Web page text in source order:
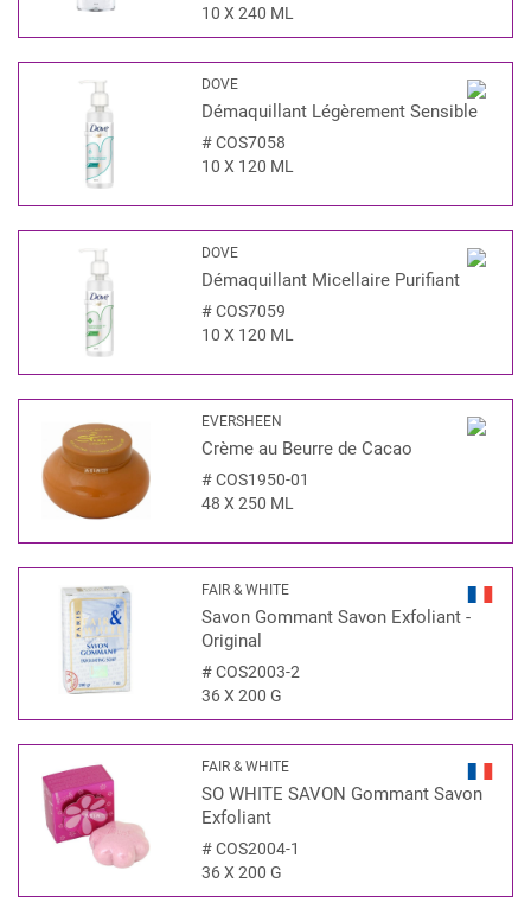
10 X 240 ML
DOVE
Démaquillant Légèrement Sensible
#COS7058
10 X 120 ML
DOVE
Démaquillant Micellaire Purifiant
#COS7059
10 X 120 ML
EVERSHEEN
Crème au Beurre de Cacao
#COS1950-01
48 X 250 ML
FAIR & WHITE
Savon Gommant Savon Exfoliant -
Original
#COS2003-2
36 X 200 G
FAIR & WHITE
SO WHITE SAVON Gommant Savon
Exfoliant
#COS2004-1
36 X 200 G